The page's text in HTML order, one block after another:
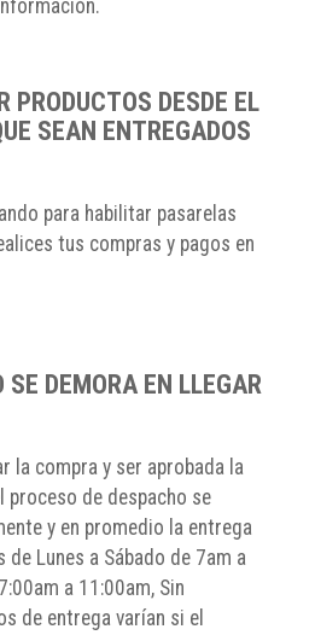
PRODUCTOS DESDE EL
SEAN ENTREGADOS
para habilitar pasarelas
tus compras y pagos en
DEMORA EN LLEGAR
la compra y ser aprobada la
proceso de despacho se
y en promedio la entrega
de Lunes a Sábado de 7am a
a 11:00am, Sin
de entrega varían si el